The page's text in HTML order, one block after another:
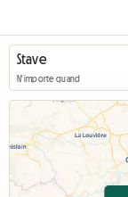
N'importe quand